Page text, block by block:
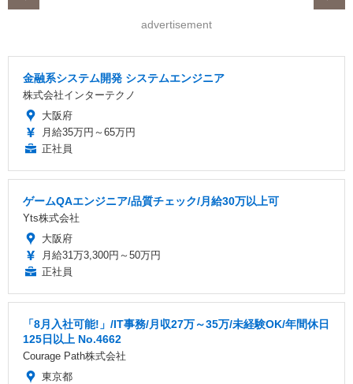
advertisement
金融系システム開発 システムエンジニア
株式会社インターテクノ
大阪府
月給35万円～65万円
正社員
ゲームQAエンジニア/品質チェック/月給30万以上可
Yts株式会社
大阪府
月給31万3,300円～50万円
正社員
「8月入社可能!」/IT事務/月収27万～35万/未経験OK/年間休日
125日以上 No.4662
Courage Path株式会社
東京都